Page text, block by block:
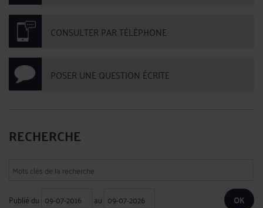
CONSULTER PAR TÉLÉPHONE
POSER UNE QUESTION ÉCRITE
RECHERCHE
Publié du au